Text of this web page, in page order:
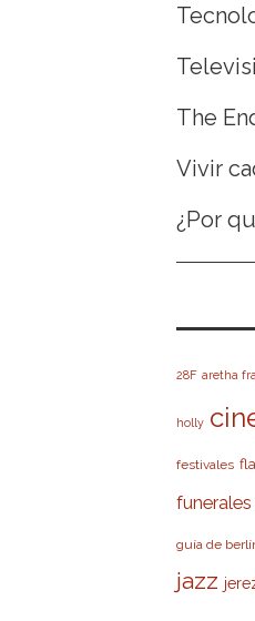
The
Vivir
¿Por
28F aretha
holly
festivales
funerales
guía de
jazz